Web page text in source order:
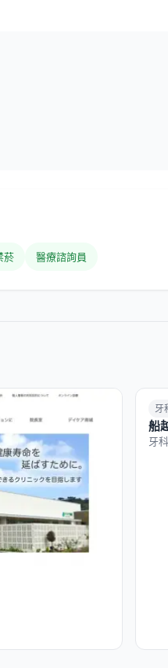
菸 醫療諮詢員
牙
船
牙科